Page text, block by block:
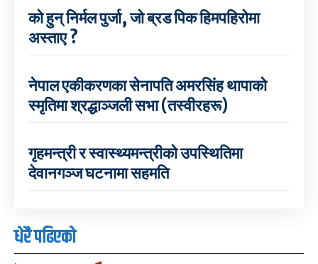
को हुन् निर्मल पुर्जा, जो ब्रड पिक हिमपहिरोमा
अस्ताए ?
नेपाल एकीकरणका सेनापति अमरसिंह थापाको
स्मृतिमा श्रद्धाञ्जली सभा (तस्वीरहरू)
गृहमन्त्री र स्वास्थ्यमन्त्रीको उपस्थितिमा
देवानगञ्ज घटनामा सहमति
धेरै पढिएको